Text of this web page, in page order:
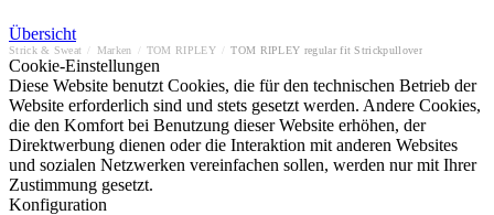
Übersicht
Strick & Sweat Marken TOM RIPLEY TOM RIPLEY regular fit Strickpullover
Cookie-Einstellungen
Diese Website benutzt Cookies, die für den technischen Betrieb der
Website erforderlich sind und stets gesetzt werden. Andere Cookies,
die den Komfort bei Benutzung dieser Website erhöhen, der
Direktwerbung dienen oder die Interaktion mit anderen Websites
und sozialen Netzwerken vereinfachen sollen, werden nur mit Ihrer
Zustimmung gesetzt.
Konfiguration